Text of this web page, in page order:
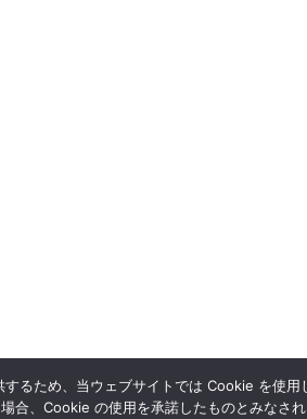
するため、当ウェブサイトでは Cookie を使用
合、Cookie の使用を承諾したものとみなさ